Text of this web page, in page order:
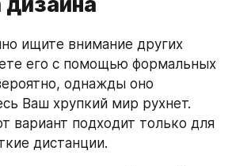
ищите внимание других
его с помощью формальных
однажды оно
Ваш хрупкий мир рухнет.
вариант подходит только для
дистанции.